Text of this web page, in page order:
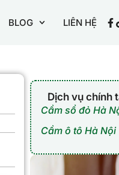
BLOG LIÊN HỆ
Dịch vụ chính
Cầm sổ đỏ Hà
Cầm ô tô Hà Nội